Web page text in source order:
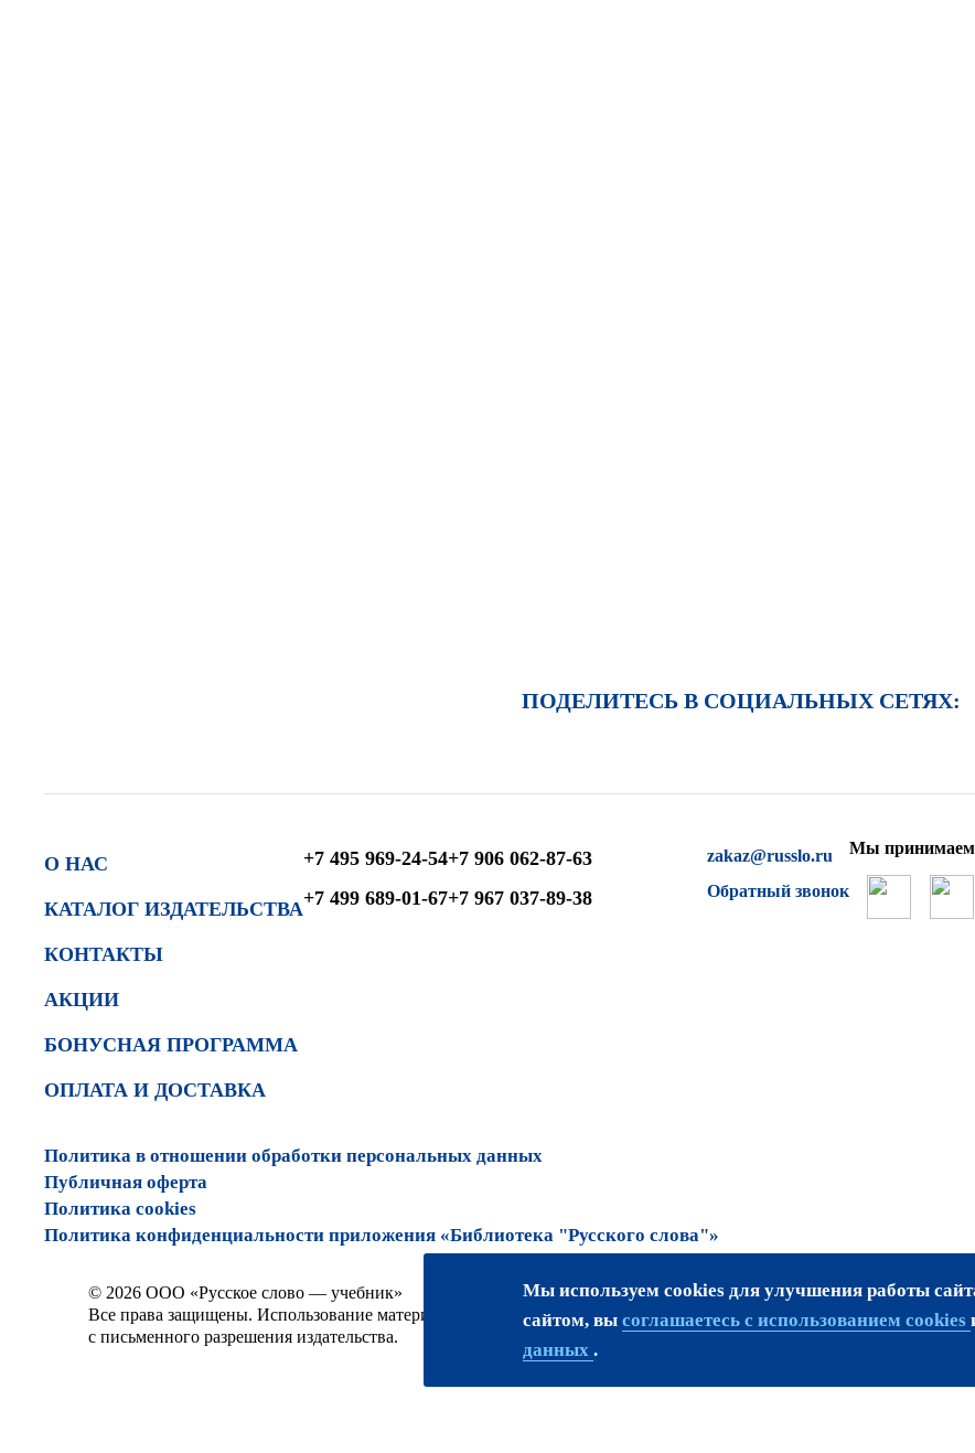
ПОДЕЛИТЕСЬ В СОЦИАЛЬНЫХ СЕТЯХ:
О НАС
КАТАЛОГ ИЗДАТЕЛЬСТВА
КОНТАКТЫ
АКЦИИ
БОНУСНАЯ ПРОГРАММА
ОПЛАТА И ДОСТАВКА
+7 495 969-24-54
+7 499 689-01-67
+7 906 062-87-63
+7 967 037-89-38
zakaz@russlo.ru
Обратный звонок
Мы принимаем
Политика в отношении обработки персональных данных
Публичная оферта
Политика cookies
Политика конфиденциальности приложения «Библиотека "Русского слова"»
© 2026 ООО «Русское слово — учебник»
Все права защищены. Использование материалов сайта возможно только
с письменного разрешения издательства.
Мы используем cookies для улучшения работы
сайтом, вы соглашаетесь с использованием cookies
данных .